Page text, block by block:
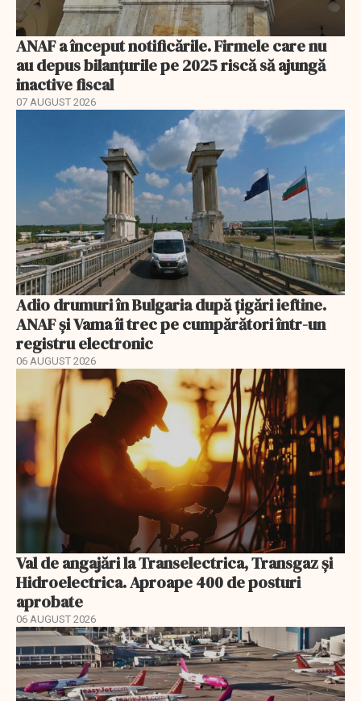
ANAF a început notificările. Firmele care nu
au depus bilanțurile pe 2025 riscă să ajungă
inactive fiscal
07 AUGUST 2026
Adio drumuri în Bulgaria după țigări ieftine.
ANAF și Vama îi trec pe cumpărători într-un
registru electronic
06 AUGUST 2026
Val de angajări la Transelectrica, Transgaz și
Hidroelectrica. Aproape 400 de posturi
aprobate
06 AUGUST 2026